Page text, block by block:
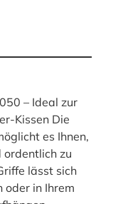
– Ideal zur
Kissen Die
es Ihnen,
ordentlich zu
lässt sich
oder in Ihrem